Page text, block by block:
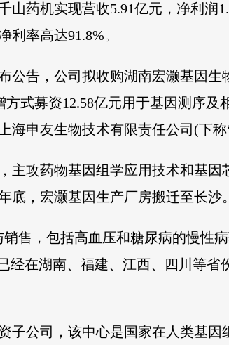
山药机实现营收5.91亿元，净利润
利率高达91.8%。
公告，公司拟收购湖南宏灏基因生
式募资12.58亿元用于基因测序及
申友生物技术有限责任公司(下称
主攻药物基因组学应用技术和基
底，宏灏基因生产厂房搬迁至长沙。
售，包括高血压和糖尿病的慢性
经在湖南、福建、江西、四川等
子公司，该中心是国家在人类基